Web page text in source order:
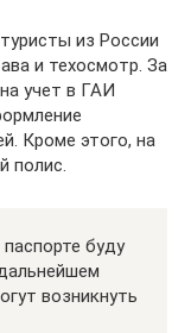
из России
и техосмотр. За
учет в ГАИ
Кроме этого, на
полис.
буду
возникнуть